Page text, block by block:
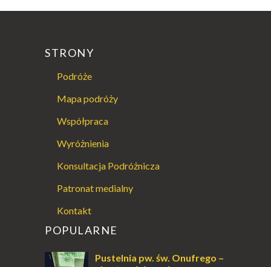
STRONY
Podróże
Mapa podróży
Współpraca
Wyróżnienia
Konsultacja Podróżnicza
Patronat medialny
Kontakt
POPULARNE
Pustelnia pw. św. Onufrego –